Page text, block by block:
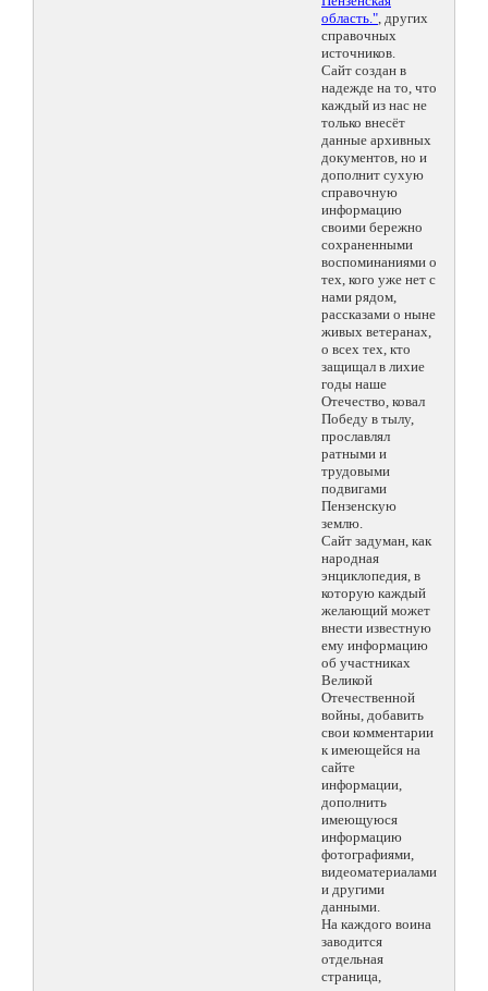
область.", других
справочных
источников.
Сайт создан в
надежде на то, что
каждый из нас не
только внесёт
данные архивных
документов, но и
дополнит сухую
справочную
информацию
своими бережно
сохраненными
воспоминаниями о
тех, кого уже нет с
нами рядом,
рассказами о ныне
живых ветеранах,
о всех тех, кто
защищал в лихие
годы наше
Отечество, ковал
Победу в тылу,
прославлял
ратными и
трудовыми
подвигами
Пензенскую
землю.
Сайт задуман, как
народная
энциклопедия, в
которую каждый
желающий может
внести известную
ему информацию
об участниках
Великой
Отечественной
войны, добавить
свои комментарии
к имеющейся на
сайте
информации,
дополнить
имеющуюся
информацию
фотографиями,
видеоматериалами
и другими
данными.
На каждого воина
заводится
отдельная
страница,